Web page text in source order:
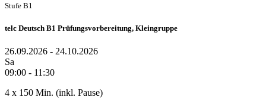
Stufe B1
telc Deutsch B1 Prüfungsvorbereitung, Kleingruppe
26.09.2026 - 24.10.2026
Sa
09:00 - 11:30
4 x 150 Min. (inkl. Pause)